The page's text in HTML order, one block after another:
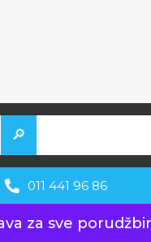
🔎
011 441 96 86
za sve